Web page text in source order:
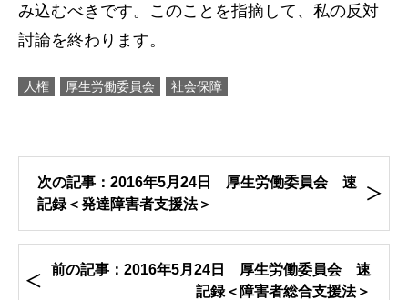
み込むべきです。このことを指摘して、私の反対
討論を終わります。
人権 厚生労働委員会 社会保障
次の記事：2016年5月24日 厚生労働委員会 速
記録＜発達障害者支援法＞
前の記事：2016年5月24日 厚生労働委員会 速
記録＜障害者総合支援法＞